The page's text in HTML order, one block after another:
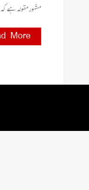
مشہور مقولہ ہے
More